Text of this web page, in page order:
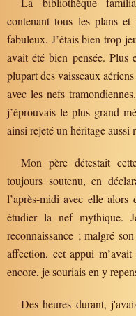
contenant tous les plans
fabuleux. J’étais bien trop
avait été bien pensée.
plupart des vaisseaux
avec les nefs
j’éprouvais le plus grand
ainsi rejeté un héritage aussi
Mon père détestait
toujours soutenu, en
l’après-midi avec elle
étudier la nef mythique.
reconnaissance ; malgré
affection, cet appui
encore, je souriais en y
Des heures durant,